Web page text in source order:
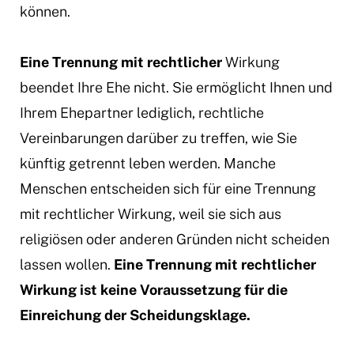
können.
Eine Trennung mit rechtlicherWirkung
beendet Ihre Ehe nicht. Sie ermöglicht Ihnen und
Ihrem Ehepartner lediglich, rechtliche
Vereinbarungen darüber zu treffen, wie Sie
künftig getrennt leben werden. Manche
Menschen entscheiden sich für eine Trennung
mit rechtlicher Wirkung, weil sie sich aus
religiösen oder anderen Gründen nicht scheiden
lassen wollen. Eine Trennung mit rechtlicher
Wirkung ist keine Voraussetzung für die
Einreichung der Scheidungsklage.